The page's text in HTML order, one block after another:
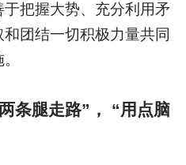
把握大势、充分利用矛
团结一切积极力量共同
条腿走路”， “用点脑